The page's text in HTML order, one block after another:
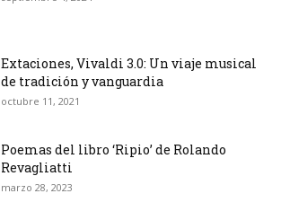
Extaciones, Vivaldi 3.0: Un viaje musical
de tradición y vanguardia
octubre 11, 2021
Poemas del libro ‘Ripio’ de Rolando
Revagliatti
marzo 28, 2023